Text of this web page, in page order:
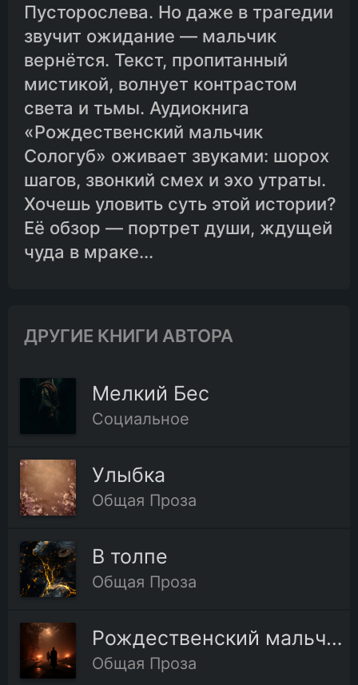
Пусторослева. Но даже в трагедии
звучит ожидание — мальчик
вернётся. Текст, пропитанный
мистикой, волнует контрастом
света и тьмы. Аудиокнига
«Рождественский мальчик
Сологуб» оживает звуками: шорох
шагов, звонкий смех и эхо утраты.
Хочешь уловить суть этой истории?
Её обзор — портрет души, ждущей
чуда в мраке...
ДРУГИЕ КНИГИ АВТОРА
Мелкий Бес
Социальное
Улыбка
Общая Проза
В толпе
Общая Проза
Рождественский мальчик
Общая Проза